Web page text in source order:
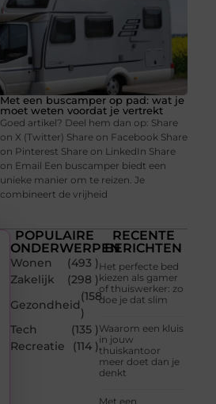
Met een buscamper op pad: wat je
moet weten voordat je vertrekt
Goed artikel? Deel hem dan op: Share
on X (Twitter) Share on Facebook Share
on Pinterest Share on LinkedIn Share
on Email Een buscamper biedt een
unieke manier om te reizen. Je
combineert de vrijheid
POPULAIRE
ONDERWERPEN
Wonen
(493 )
Zakelijk
(298 )
Gezondheid
(158
)
Tech
(135 )
Recreatie
(114 )
RECENTE
BERICHTEN
Het perfecte bed
kiezen als gamer
of thuiswerker: zo
doe je dat slim
Waarom een kluis
in jouw
thuiskantoor
meer doet dan je
denkt
Met een